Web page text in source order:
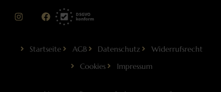
Startseite AGB Datenschutz
Widerrufsrecht
Cookies
Impressum